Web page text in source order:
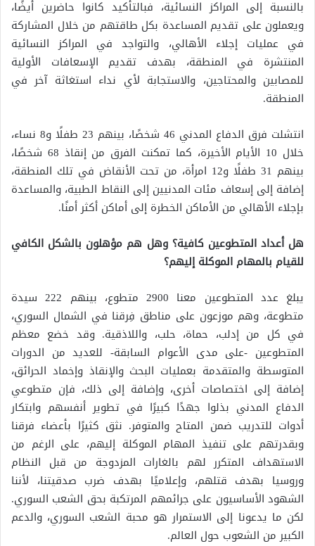
بالنسبة إلى المراكز النسائية، فبالتأكيد كانوا حاضرين أيضًا،
ويعملون على تقديم المساعدة بكل طاقتهم من خلال المشاركة
في عمليات إجلاء الأهالي، والتواجد في المراكز النسائية
المنتشرة في المنطقة، بهدف تقديم الإسعافات الأولية
للمصابين والمحتاجين، والاستجابة لأي نداء استغاثة آخر في
المنطقة.
انتشلت فرق الدفاع المدني 46 شخصًا، بينهم 23 طفلًا و8 نساء،
خلال 10 الأيام الأخيرة، كما تمكنت الفرق من إنقاذ 68 شخصًا،
بينهم 31 طفلًا و12 امرأة، من تحت الأنقاض في تلك المنطقة،
إضافة إلى إسعاف مئات المدنيين إلى النقاط الطبية، والمساعدة
بإجلاء الأهالي من الأماكن الخطرة إلى أماكن أكثر أمنًا.
هل أعداد المتطوعين كافية؟ وهل هم مؤهلون بالشكل الكافي
للقيام بالمهام الموكلة إليهم؟
يبلغ عدد المتطوعين معنا 2900 متطوع، بينهم 222 سيدة
متطوعة، وهم موزعون على مناطق فِرقنا في الشمال السوري،
في كل من إدلب، حماة، حلب، واللاذقية. وقد خضع معظم
المتطوعين -على مدى الأعوام السابقة- للعديد من الدورات
المتوسطة والمتقدمة بعمليات البحث والإنقاذ وإخماد الحرائق،
إضافة إلى اختصاصات أخرى، وإضافة إلى ذلك، فإن متطوعي
الدفاع المدني بذلوا جهدًا كبيرًا في تطوير أنفسهم وابتكار
أدوات للتدريب ضمن المتاح والمتوفر. نثق كثيرًا بأعضاء فرقنا
وبقدرتهم على تنفيذ المهام الموكلة إليهم، على الرغم من
الاستهداف المتكرر لهم بالغارات المزدوجة من قبل النظام
وروسيا بهدف قتلهم، وإعلاميًا بهدف ضرب صدقيتنا، لأننا
الشهود الأساسيون على جرائمهم المرتكبة بحق الشعب السوري.
لكن ما يدعونا إلى الاستمرار هو محبة الشعب السوري، والدعم
الكبير من الشعوب حول العالم.